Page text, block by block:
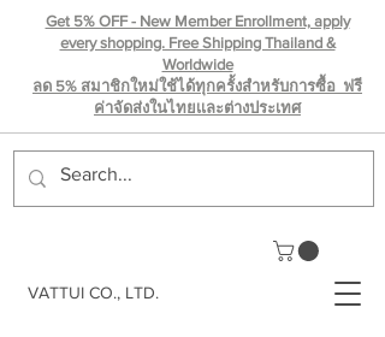
VATTUI CO., LTD.
Get 5% OFF - New Member Enrollment, apply
every shopping. Free Shipping Thailand &
Worldwide
ลด 5% สมาชิกใหม่ใช้ได้ทุกครั้งสำหรับการซื้อ ฟรี
ค่าจัดส่งในไทยเเละต่างประเทศ